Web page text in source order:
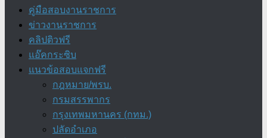
คู่มือสอบงานราชการ
ข่าวงานราชการ
คลิปติวฟรี
แอ๊คกระซิบ
แนวข้อสอบแจกฟรี
กฎหมาย/พรบ.
กรมสรรพากร
กรุงเทพมหานคร (กทม.)
ปลัดอำเภอ